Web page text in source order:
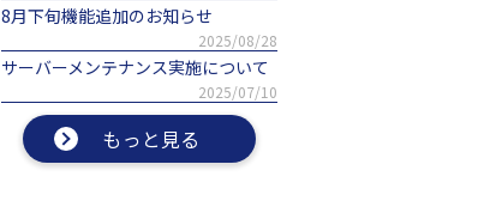
8月下旬機能追加のお知らせ
2025/08/28
サーバーメンテナンス実施について
2025/07/10
もっと見る